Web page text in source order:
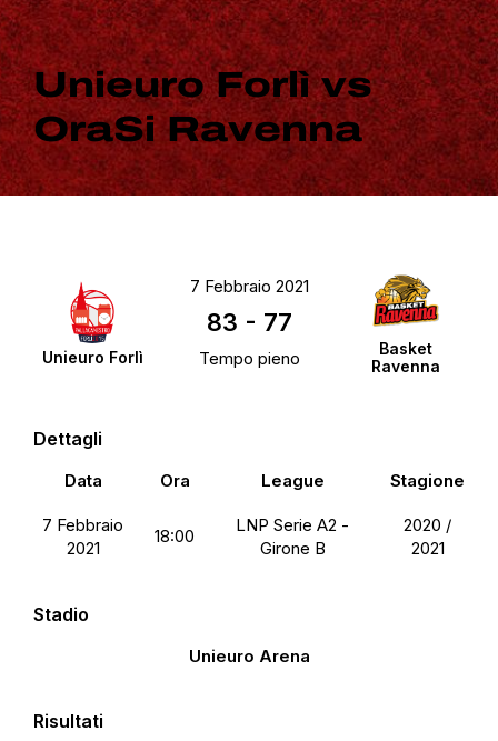
Unieuro Forlì vs
OraSi Ravenna
Unieuro Forlì
Basket
Ravenna
7 Febbraio 2021
83 - 77
Tempo pieno
Dettagli
Data Ora League Stagione
7 Febbraio
2021
18:00
LNP Serie A2 -
Girone B
2020 /
2021
Stadio
Unieuro Arena
Risultati